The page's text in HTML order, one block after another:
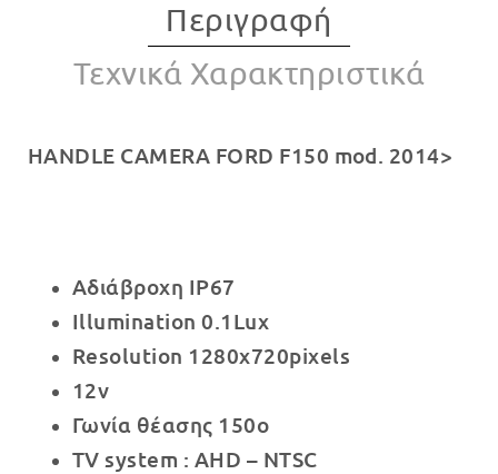
Περιγραφή
Τεχνικά Χαρακτηριστικά
HANDLE CAMERA FORD F150 mod. 2014>
Αδιάβροχη IP67
Illumination 0.1Lux
Resolution 1280x720pixels
12v
Γωνία θέασης 150o
TV system : AHD – NTSC